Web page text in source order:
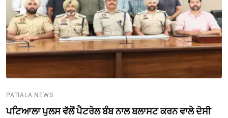
PATIALA NEWS
ਪਟਿਆਲਾ ਪੁਲਸ ਵੱਲੋਂ ਪੈਟਰੋਲ ਬੰਬ ਨਾਲ ਬਲਾਸਟ ਕਰਨ ਵਾਲੇ ਦੋਸੀ